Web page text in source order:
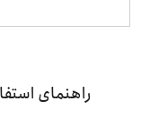
راهنمای